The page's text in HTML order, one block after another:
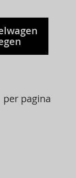
per pagina